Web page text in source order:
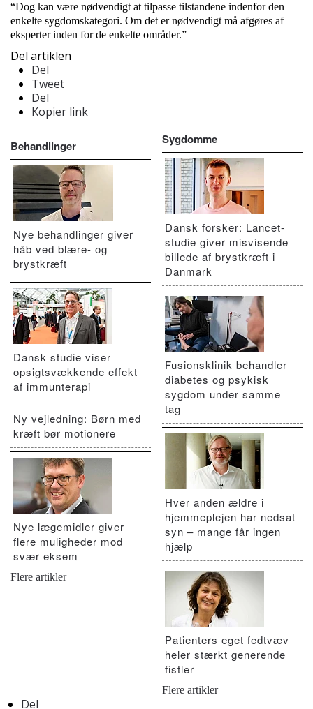
“Dog kan være nødvendigt at tilpasse tilstandene indenfor den
enkelte sygdomskategori. Om det er nødvendigt må afgøres af
eksperter inden for de enkelte områder.”
Del artiklen
Del
Tweet
Del
Kopier link
Behandlinger
Nye behandlinger giver
håb ved blære- og
brystkræft
Dansk studie viser
opsigtsvækkende effekt
af immunterapi
Ny vejledning: Børn med
kræft bør motionere
Nye lægemidler giver
flere muligheder mod
svær eksem
Flere artikler
Sygdomme
Dansk forsker: Lancet-
studie giver misvisende
billede af brystkræft i
Danmark
Fusionsklinik behandler
diabetes og psykisk
sygdom under samme
tag
Hver anden ældre i
hjemmeplejen har nedsat
syn – mange får ingen
hjælp
Patienters eget fedtvæv
heler stærkt generende
fistler
Flere artikler
Del